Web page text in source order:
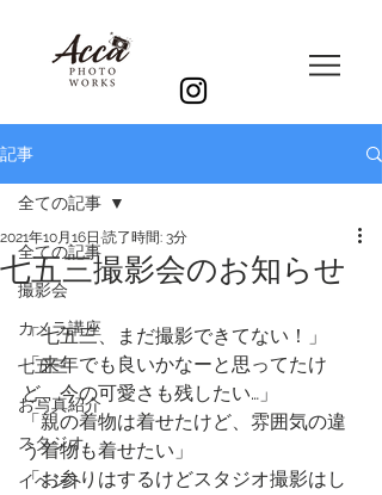
記事
全ての記事
撮影会
カメラ講座
七五三
お写真紹介
スタジオ
イベント
全ての記事
七五三撮影会のお知らせ
2021年10月16日 読了時間: 3分
「七五三、まだ撮影できてない！」
「来年でも良いかなーと思ってたけ
ど、今の可愛さも残したい…」
「親の着物は着せたけど、雰囲気の違
う着物も着せたい」
「お参りはするけどスタジオ撮影はし